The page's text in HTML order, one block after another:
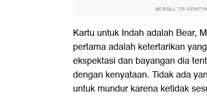
SCROLL TO
Kartu untuk Indah adalah Bear,
pertama adalah ketertarikan
ekspektasi dan bayangan dia
dengan kenyataan. Tidak ada
untuk mundur karena ketidak